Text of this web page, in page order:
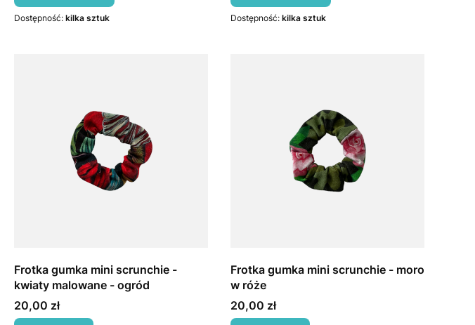
Dostępność: kilka sztuk Dostępność: kilka sztuk
Frotka gumka mini scrunchie -
kwiaty malowane - ogród
Cena
20,00 zł
Frotka gumka mini scrunchie - moro
w róże
Cena
20,00 zł